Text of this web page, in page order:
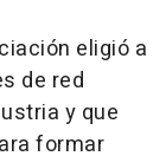
eligió a
de red
y que
formar